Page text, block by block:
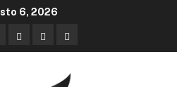
6, 2026